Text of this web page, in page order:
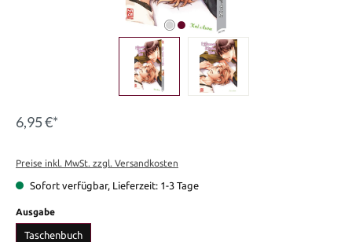
6,95 €*
Preise inkl. MwSt. zzgl. Versandkosten
Sofort verfügbar, Lieferzeit: 1-3 Tage
Ausgabeauswählen
Taschenbuch